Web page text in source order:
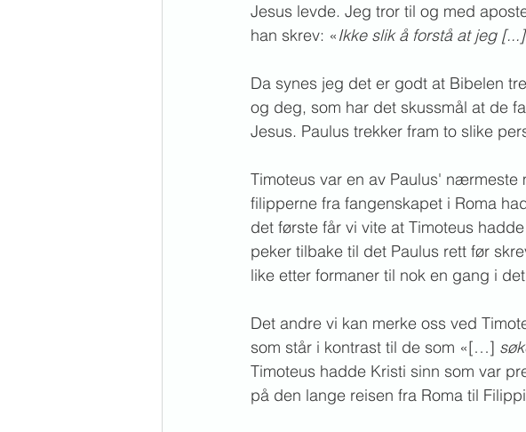
Jesus levde. Jeg tror til og med
han skrev: «Ikke slik å forstå at jeg
Da synes jeg det er godt at Bibelen
og deg, som har det skussmål at de
Jesus. Paulus trekker fram to slike
Timoteus var en av Paulus'
filipperne fra fangenskapet i Roma
det første får vi vite at Timoteus
peker tilbake til det Paulus rett før
like etter formaner til nok en gang i
Det andre vi kan merke oss ved
som står i kontrast til de som «[…]
Timoteus hadde Kristi sinn som var
på den lange reisen fra Roma til